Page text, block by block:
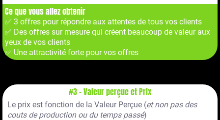
Ce que vous allez obtenir
✅ 3 offres pour répondre aux attentes de tous vos clients
✅ Des offres sur mesure qui créent beaucoup de valeur aux
yeux de vos clients
✅ Une attractivité forte pour vos offres
#3 - Valeur perçue et Prix
Le prix est fonction de la Valeur Perçue (et non pas des
couts de production ou du temps passé)